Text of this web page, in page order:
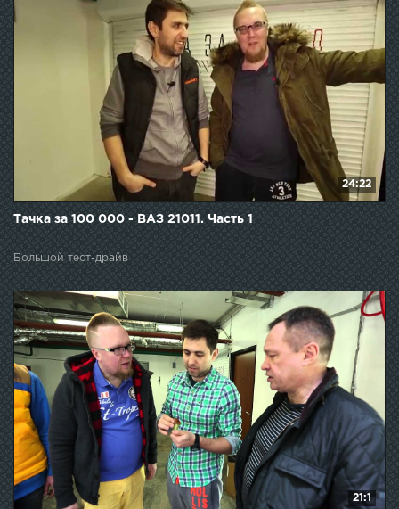
24:22
Тачка за 100 000 - ВАЗ 21011. Часть 1
Большой тест-драйв
21:1